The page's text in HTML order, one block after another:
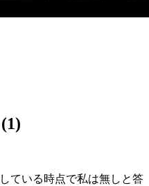
ている時点で私は無しと答